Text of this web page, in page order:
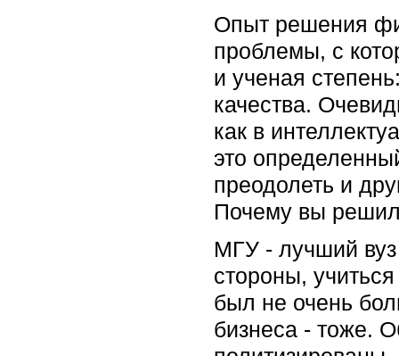
Опыт решения
проблемы, с
и ученая
качества.
как в
это
преодолеть и
Почему вы
МГУ - лучший вуз
стороны,
был не очень
бизнеса - тоже.